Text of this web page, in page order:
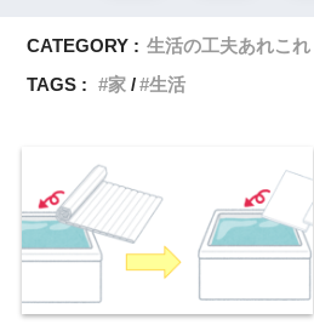
CATEGORY : 生活の工夫あれこれ
TAGS :
家 生活